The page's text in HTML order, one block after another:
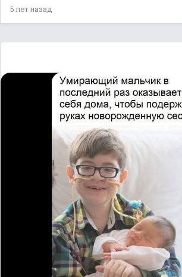
5 лет назад